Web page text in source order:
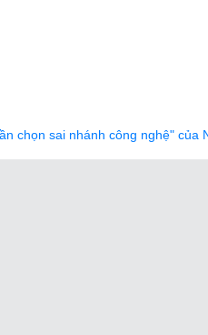
của Nhật Bản và bài học đắt giá